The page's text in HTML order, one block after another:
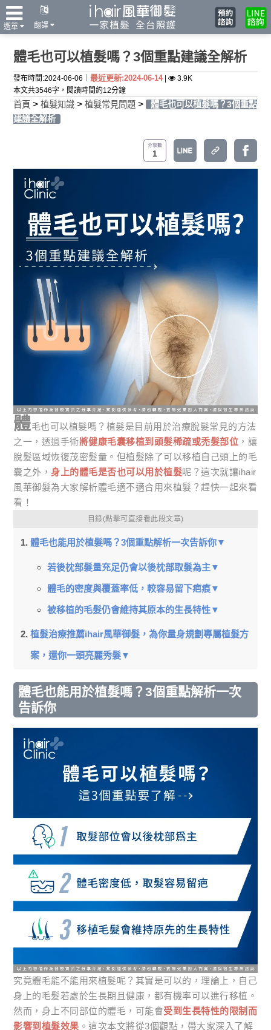
翻譯
選單
體毛也可以植髮嗎？3個重點建議全解析
發布時間:2024-06-06｜ 最近更新:2024-06-14|
3.9K
本文共3546字，閱讀時間約12分鐘
首頁 > 植髮知識 > 植髮常見問題 >
體毛也可以植髮嗎？3個重點
建議全解析
1
體毛也可以植髮嗎？植髮是目前用於治療脫髮常見的方法
之一，透過手術將健康毛囊移植到頭髮稀疏或禿髮部位 ，讓
脫髮區域恢復茂密髮量。但植髮除了可以移植自己頭上的毛
囊之外， 身上的體毛是否也可以用於植髮呢？這次就讓ihair
風華御髮為大家解析體毛適不適合用來植髮？趕快一起來看
看！
目錄(點擊可直接看此段文章)
體毛也能用於植髮嗎？3個重點解析一次告訴你▼
若後枕部髮量充足仍會以後枕部取髮為主▼
體毛的密度與覆蓋率低，較容易留下疤痕▼
被移植的毛髮仍會維持其原本的生長特性▼
植髮治療推薦ihair風華御髮，為你量身規劃專屬植髮方
案，還你一頭亮麗秀髮▼
體毛也能用於植髮嗎？3個重點解析一次
告訴你
究竟體毛能不能用來植髮呢？其實是可以的，理論上，自己
身上的毛髮若處於生長期且健康，都有機率可以進行移植。
然而，身上不同部位的體毛，可能會受到生長特性的限制而
影響到植髮效果 。這次本文將從3個觀點，帶大家深入了解